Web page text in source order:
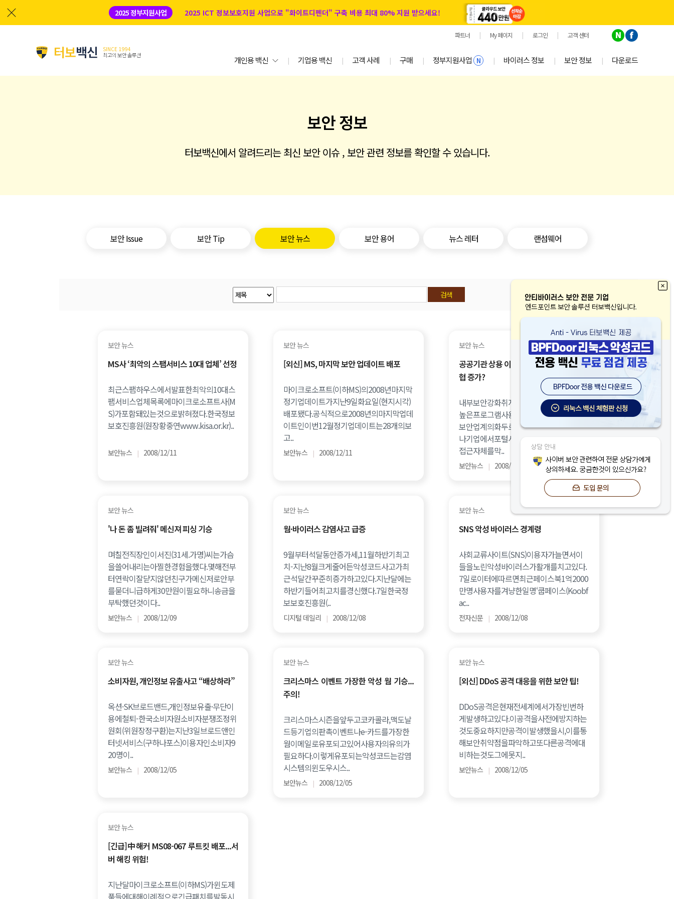
2025 정부지원사업 2025 ICT 정보보호지원 사업으로 "화이트디펜더" 구축 비용 최대 80% 지원 받으세요!
파트너 | My 페이지 | 로그인 | 고객 센터
터보백신
SINCE 1994
최고의 보안 솔루션
개인용 백신 | 기업용 백신 | 고객 사례 | 구매 | 정부지원사업 N | 바이러스 정보 | 보안 정보 | 다운로드
보안 정보
터보백신에서 알려드리는 최신 보안 이슈 , 보안 관련 정보를 확인할 수 있습니다.
보안 Issue 보안 Tip 보안 뉴스 보안 용어 뉴스 레터 랜섬웨어
보안 뉴스
MS사 ‘최악의 스팸서비스 10대 업체’ 선정
최근스팸하우스에서발표한최악의10대스
팸서비스업체목록에마이크로소프트사(M
S)가포함돼있는것으로밝혀졌다.한국정보
보호진흥원(원장황중연www.kisa.or.kr)..
보안뉴스 | 2008/12/11
보안 뉴스
[외신] MS, 마지막 보안 업데이트 배포
마이크로소프트(이하MS)의2008년마지막
정기업데이트가지난9일화요일(현지시각)
배포됐다.공식적으로2008년의마지막업데
이트인이번12월정기업데이트는28개의보
고..
보안뉴스 | 2008/12/11
보안 뉴스
공공기관 상용 이메일 금지, 오히려 보안 위
협 증가?
내부보안강화취지정책,오히려보안위협성
높은프로그램사용부추겨 개인정보유출이
보안업계의화두로떠오르면서공공기관이
나기업에서포털사이트나소셜커뮤니티의
접근자체를막..
보안뉴스 | 2008/12/09
보안 뉴스
'나 돈 좀 빌려줘' 메신져 피싱 기승
며칠전직장인이서진(31세.가명)씨는가슴
을쓸어내리는아찔한경험을했다.몇해전부
터연락이잘닫지않던친구가메신저로안부
를묻더니급하게30만원이필요하니송금을
부탁했던것이다..
보안뉴스 | 2008/12/09
보안 뉴스
웜·바이러스 감염사고 급증
9월부터석달동안증가세,11월하반기최고
치-지난8월크게줄어든악성코드사고가최
근석달간꾸준히증가하고있다.지난달에는
하반기들어최고치를경신했다.7일한국정
보보호진흥원(..
디지털 데일리 | 2008/12/08
보안 뉴스
SNS 악성 바이러스 경계령
사회교류사이트(SNS)이용자가늘면서이
들을노린악성바이러스가활개를치고있다.
7일로이터에따르면최근페이스북1억2000
만명사용자를겨냥한일명‘쿱페이스(Koobf
ac..
전자신문 | 2008/12/08
보안 뉴스
소비자원, 개인정보 유출사고 “배상하라”
옥션·SK브로드밴드,개인정보유출·무단이
용에철퇴-한국소비자원소비자분쟁조정위
원회(위원장정구환)는지난3일브로드앤인
터넷서비스(구하나포스)이용자인소비자9
20명이..
보안뉴스 | 2008/12/05
보안 뉴스
크리스마스 이벤트 가장한 악성 웜 기승...
주의!
크리스마스시즌을앞두고코카콜라,맥도날
드등기업의판촉이벤트나e-카드를가장한
웜이메일로유포되고있어사용자의유의가
필요하다.이렇게유포되는악성코드는감염
시스템의윈도우시스..
보안뉴스 | 2008/12/05
보안 뉴스
[외신] DDoS 공격 대응을 위한 보안 팁!
DDoS공격은현재전세계에서가장빈번하
게발생하고있다.이공격을사전에방지하는
것도중요하지만공격이발생했을시,이를통
해보안취약점을파악하고또다른공격에대
비하는것도그에못지..
보안뉴스 | 2008/12/05
보안 뉴스
[긴급]中해커 MS08-067 루트킷 배포...서
버 해킹 위험!
지난달마이크로소프트(이하MS)가윈도제
품들에대해이례적으로긴급패치를발동시